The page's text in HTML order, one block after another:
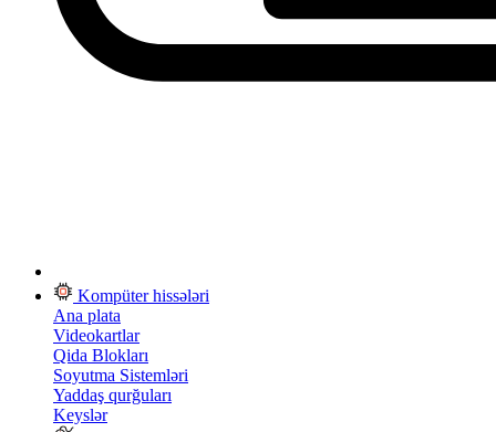
Kompüter hissələri
Ana plata
Videokartlar
Qida Blokları
Soyutma Sistemləri
Yaddaş qurğuları
Keyslər